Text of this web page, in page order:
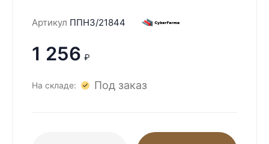
Артикул ППН3/21844
1 256 ₽
На складе: Под заказ